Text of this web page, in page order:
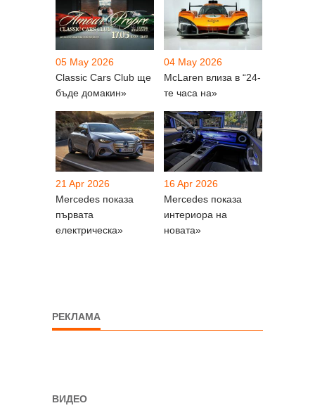
05 May 2026
Classic Cars Club ще
бъде домакин»
04 May 2026
McLaren влиза в “24-
те часа на»
21 Apr 2026
Mercedes показа
първата
електрическа»
16 Apr 2026
Mercedes показа
интериора на
новата»
РЕКЛАМА
ВИДЕО